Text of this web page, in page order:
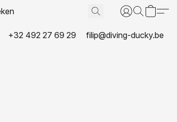
+32 492 27 69 29 filip@diving-ducky.be